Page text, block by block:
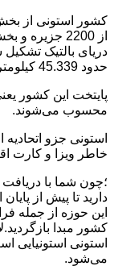
کشور استونی از
از 2200
دریای بالتیک
حدود 45.339 کیلومتر مربع است.
پایتخت این کشور
محسوب می‌شوند.
استونی جزو اتحادیه
خاطر ویزا و کارت
؛چون شما با دریافت
این حوزه از جمله
کشور مبدا
استونی استونیایی
می‌شود.